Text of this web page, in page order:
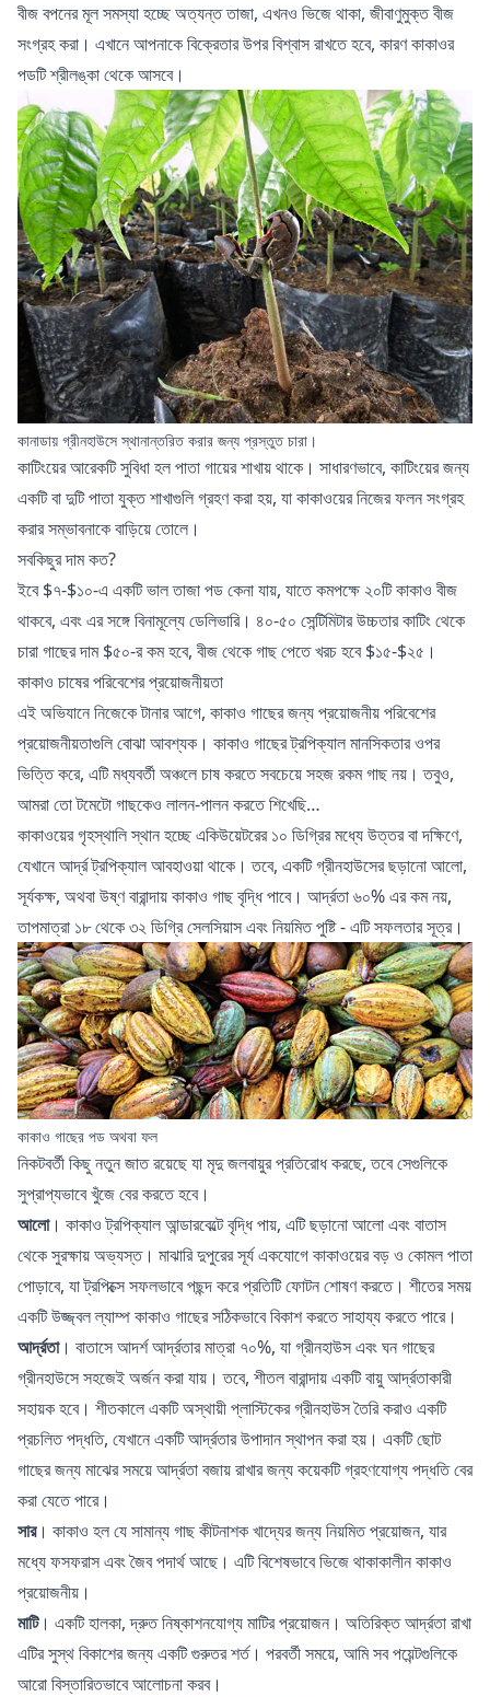
বীজ বপনের মূল সমস্যা হচ্ছে অত্যন্ত তাজা, এখনও ভিজে থাকা, জীবাণুমুক্ত বীজ
সংগ্রহ করা। এখানে আপনাকে বিক্রেতার উপর বিশ্বাস রাখতে হবে, কারণ কাকাওর
পডটি শ্রীলঙ্কা থেকে আসবে।
কানাডায় গ্রীনহাউসে স্থানান্তরিত করার জন্য প্রস্তুত চারা।
কাটিংয়ের আরেকটি সুবিধা হল পাতা গায়ের শাখায় থাকে। সাধারণভাবে, কাটিংয়ের জন্য
একটি বা দুটি পাতা যুক্ত শাখাগুলি গ্রহণ করা হয়, যা কাকাওয়ের নিজের ফলন সংগ্রহ
করার সম্ভাবনাকে বাড়িয়ে তোলে।
সবকিছুর দাম কত?
ইবে $৭-$১০-এ একটি ভাল তাজা পড কেনা যায়, যাতে কমপক্ষে ২০টি কাকাও বীজ
থাকবে, এবং এর সঙ্গে বিনামূল্যে ডেলিভারি। ৪০-৫০ সেন্টিমিটার উচ্চতার কাটিং থেকে
চারা গাছের দাম $৫০-র কম হবে, বীজ থেকে গাছ পেতে খরচ হবে $১৫-$২৫।
কাকাও চাষের পরিবেশের প্রয়োজনীয়তা
এই অভিযানে নিজেকে টানার আগে, কাকাও গাছের জন্য প্রয়োজনীয় পরিবেশের
প্রয়োজনীয়তাগুলি বোঝা আবশ্যক। কাকাও গাছের ট্রপিক্যাল মানসিকতার ওপর
ভিত্তি করে, এটি মধ্যবর্তী অঞ্চলে চাষ করতে সবচেয়ে সহজ রকম গাছ নয়। তবুও,
আমরা তো টমেটো গাছকেও লালন-পালন করতে শিখেছি…
কাকাওয়ের গৃহস্থালি স্থান হচ্ছে একিউয়েটরের ১০ ডিগ্রির মধ্যে উত্তর বা দক্ষিণে,
যেখানে আর্দ্র ট্রপিক্যাল আবহাওয়া থাকে। তবে, একটি গ্রীনহাউসের ছড়ানো আলো,
সূর্যকক্ষ, অথবা উষ্ণ বারান্দায় কাকাও গাছ বৃদ্ধি পাবে। আর্দ্রতা ৬০% এর কম নয়,
তাপমাত্রা ১৮ থেকে ৩২ ডিগ্রি সেলসিয়াস এবং নিয়মিত পুষ্টি - এটি সফলতার সূত্র।
কাকাও গাছের পড অথবা ফল
নিকটবর্তী কিছু নতুন জাত রয়েছে যা মৃদু জলবায়ুর প্রতিরোধ করছে, তবে সেগুলিকে
সুপ্রাপ্যভাবে খুঁজে বের করতে হবে।
আলো। কাকাও ট্রপিক্যাল আন্ডারবেল্টে বৃদ্ধি পায়, এটি ছড়ানো আলো এবং বাতাস
থেকে সুরক্ষায় অভ্যস্ত। মাঝারি দুপুরের সূর্য একযোগে কাকাওয়ের বড় ও কোমল পাতা
পোড়াবে, যা ট্রপিক্সে সফলভাবে পছন্দ করে প্রতিটি ফোটন শোষণ করতে। শীতের সময়
একটি উজ্জ্বল ল্যাম্প কাকাও গাছের সঠিকভাবে বিকাশ করতে সাহায্য করতে পারে।
আর্দ্রতা। বাতাসে আদর্শ আর্দ্রতার মাত্রা ৭০%, যা গ্রীনহাউস এবং ঘন গাছের
গ্রীনহাউসে সহজেই অর্জন করা যায়। তবে, শীতল বারান্দায় একটি বায়ু আর্দ্রতাকারী
সহায়ক হবে। শীতকালে একটি অস্থায়ী প্লাস্টিকের গ্রীনহাউস তৈরি করাও একটি
প্রচলিত পদ্ধতি, যেখানে একটি আর্দ্রতার উপাদান স্থাপন করা হয়। একটি ছোট
গাছের জন্য মাঝের সময়ে আর্দ্রতা বজায় রাখার জন্য কয়েকটি গ্রহণযোগ্য পদ্ধতি বের
করা যেতে পারে।
সার। কাকাও হল যে সামান্য গাছ কীটনাশক খাদ্যের জন্য নিয়মিত প্রয়োজন, যার
মধ্যে ফসফরাস এবং জৈব পদার্থ আছে। এটি বিশেষভাবে ভিজে থাকাকালীন কাকাও
প্রয়োজনীয়।
মাটি। একটি হালকা, দ্রুত নিষ্কাশনযোগ্য মাটির প্রয়োজন। অতিরিক্ত আর্দ্রতা রাখা
এটির সুস্থ বিকাশের জন্য একটি গুরুতর শর্ত। পরবর্তী সময়ে, আমি সব পয়েন্টগুলিকে
আরো বিস্তারিতভাবে আলোচনা করব।